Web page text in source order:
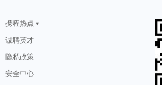
携程热点
诚聘英才
隐私政策
安全中心